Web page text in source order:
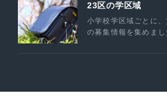
23区の学区域
小学校学区域ごとに
の募集情報を集めまし